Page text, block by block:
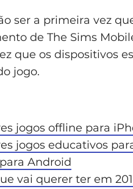
ser a primeira vez
de The Sims
que os dispositivos
jogo.
jogos offline para
jogos educativos
Android
vai querer ter em